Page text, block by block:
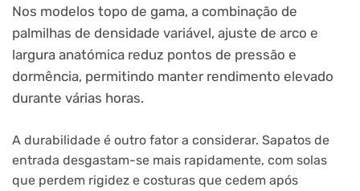
Nos modelos topo de gama, a combinação de
palmilhas de densidade variável, ajuste de arco e
largura anatómica reduz pontos de pressão e
dormência, permitindo manter rendimento elevado
durante várias horas.
A durabilidade é outro fator a considerar. Sapatos de
entrada desgastam-se mais rapidamente, com solas
que perdem rigidez e costuras que cedem após